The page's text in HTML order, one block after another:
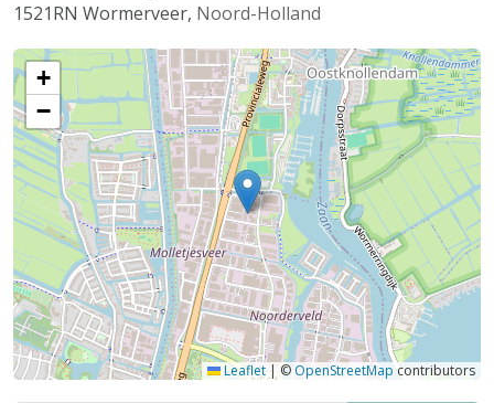
1521RN Wormerveer, Noord-Holland
+
−
Leaflet | © OpenStreetMapcontributors